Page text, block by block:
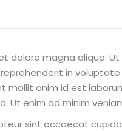
magna aliqua. Ut
in
anim id est
enim ad minim
sint occaecat